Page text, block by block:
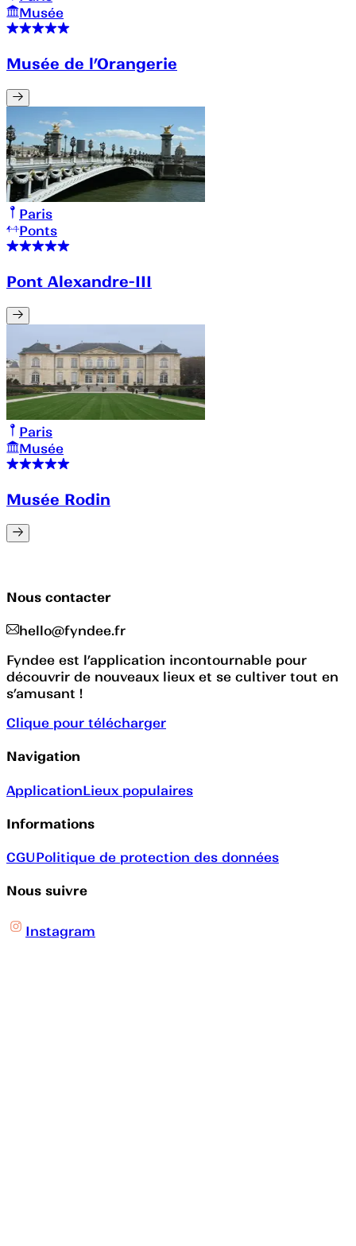
Musée
Musée de l’Orangerie
Paris
Ponts
Pont Alexandre-III
Paris
Musée
Musée Rodin
Nous contacter
hello@fyndee.fr
Fyndee est l’application incontournable pour
découvrir de nouveaux lieux et se cultiver tout en
s’amusant !
Clique pour télécharger
Navigation
ApplicationLieux populaires
Informations
CGUPolitique de protection des données
Nous suivre
Instagram